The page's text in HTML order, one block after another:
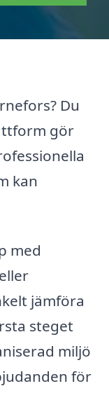
Du
gör
kan
med
jämföra
steget
miljö
för